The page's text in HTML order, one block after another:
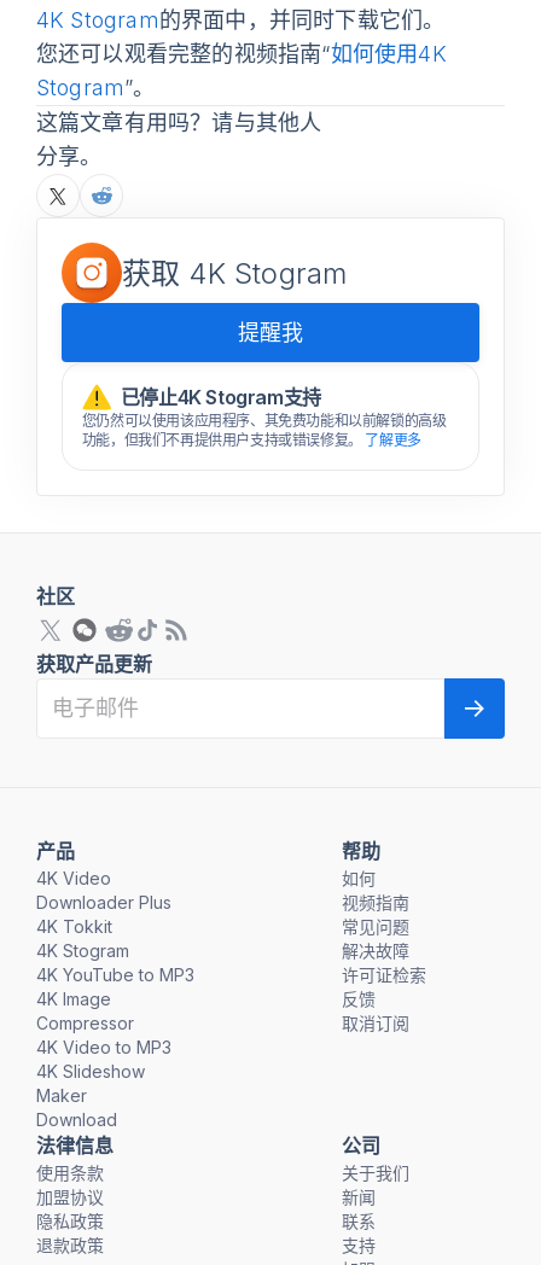
4K Stogram的界面中，并同时下载它们。
您还可以观看完整的视频指南“如何使用4K
Stogram”。
这篇文章有用吗？请与其他人
分享。
获取 4K Stogram
提醒我
已停止4K Stogram支持
您仍然可以使用该应用程序、其免费功能和以前解锁的高级
功能，但我们不再提供用户支持或错误修复。 了解更多
产品
4K Video
Downloader Plus
4K Tokkit
4K Stogram
4K YouTube to MP3
4K Image
Compressor
4K Video to MP3
4K Slideshow
Maker
Download
帮助
如何
视频指南
常见问题
解决故障
许可证检索
反馈
取消订阅
法律信息
使用条款
加盟协议
隐私政策
退款政策
公司
关于我们
新闻
联系
支持
社区
获取产品更新